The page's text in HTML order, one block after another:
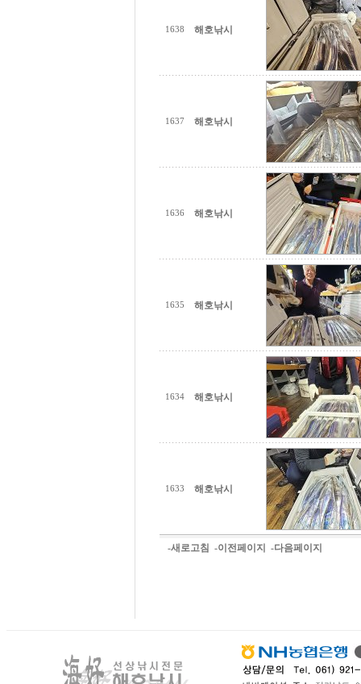
1638 해호낚시
1637 해호낚시
1636 해호낚시
1635 해호낚시
1634 해호낚시
1633 해호낚시
-새로고침 -이전페이지 -다음페이지